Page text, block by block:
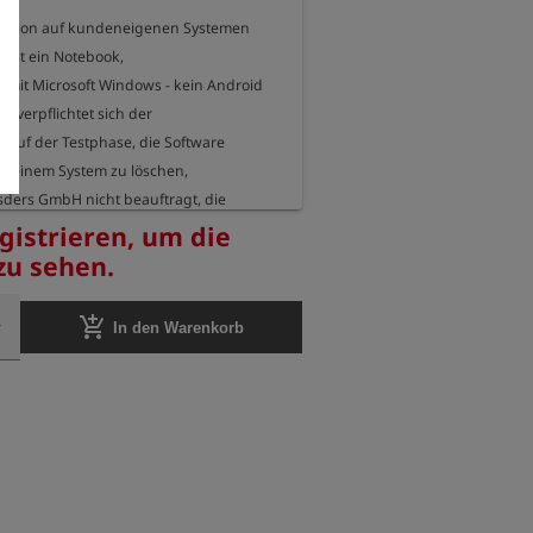
auf kundeneigenen Systemen
ist ein Notebook,
mit Microsoft Windows - kein Android
verpflichtet sich der
der Testphase, die Software
seinem System zu löschen,
GmbH nicht beauftragt, die
Ebenso ist es dem Kunden
unerlaubte Kopien der Software
Daten,
zur Verfügung gestellt und auf
um die
sehen.
add_shopping_cart In den Warenkorb